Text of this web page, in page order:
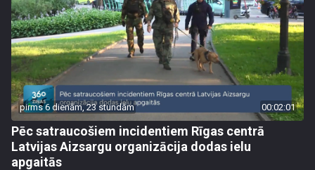
pirms 6 dienām, 23 stundām 00:02:01
Pēc satraucošiem incidentiem Rīgas centrā
Latvijas Aizsargu organizācija dodas ielu
apgaitās